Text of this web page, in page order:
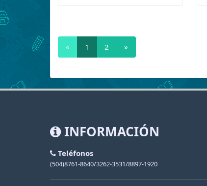
« 1 2 »
INFORMACIÓN
Teléfonos
(504)8761-8640/3262-3531/8897-1920